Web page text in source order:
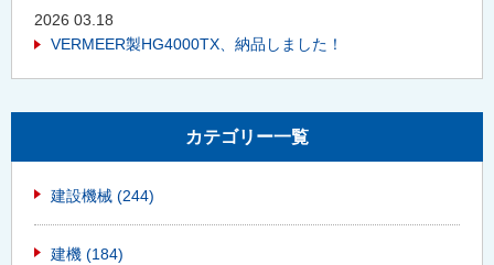
2026 03.18
VERMEER製HG4000TX、納品しました！
カテゴリー一覧
建設機械 (244)
建機 (184)